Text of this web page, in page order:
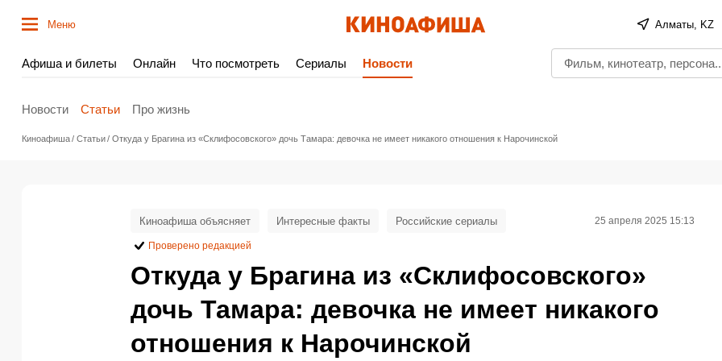
Меню Алматы, KZ
Афиша и билеты Онлайн Что посмотреть Сериалы Новости
Новости Статьи Про жизнь
Киноафиша Статьи Откуда у Брагина из «Склифосовского» дочь Тамара: девочка не имеет никакого отношения к Нарочинской
Откуда у Брагина из «Склифосовского»
дочь Тамара: девочка не имеет никакого
отношения к Нарочинской
Киноафиша объясняет Интересные факты Российские сериалы 25 апреля 2025 15:13
Проверено редакцией